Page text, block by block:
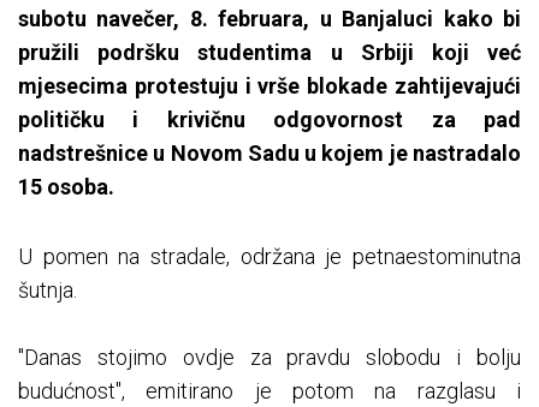
subotu navečer, 8. februara, u Banjaluci kako bi
pružili podršku studentima u Srbiji koji već
mjesecima protestuju i vrše blokade zahtijevajući
političku i krivičnu odgovornost za pad
nadstrešnice u Novom Sadu u kojem je nastradalo
15 osoba.
U pomen na stradale, održana je petnaestominutna
šutnja.
"Danas stojimo ovdje za pravdu slobodu i bolju
budućnost", emitirano je potom na razglasu i